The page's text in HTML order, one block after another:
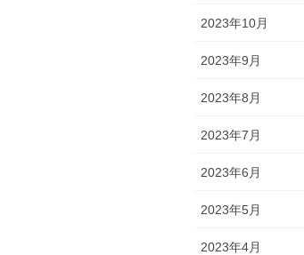
2023年10月
2023年9月
2023年8月
2023年7月
2023年6月
2023年5月
2023年4月